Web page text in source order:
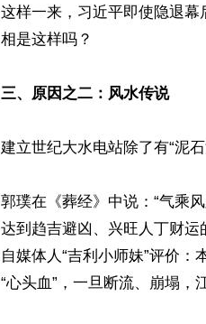
这样一来，习近平即使隐退
相是这样吗？
三、原因之二：风水传说
建立世纪大水电站除了有“泥
郭璞在《葬经》中说：“气乘
达到趋吉避凶、兴旺人丁财运
自媒体人“吉利小师妹”评价
“心头血”，一旦断流、崩塌，